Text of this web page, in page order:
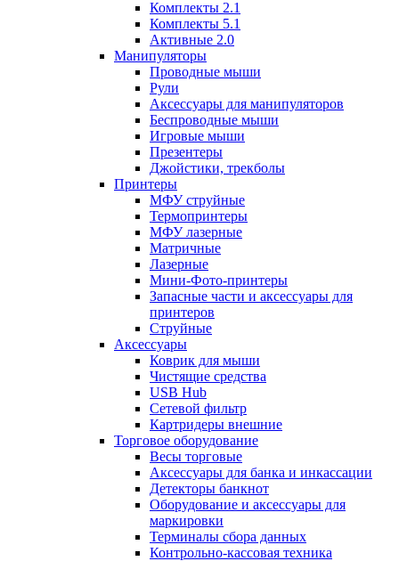
Комплекты 2.1
Комплекты 5.1
Активные 2.0
Манипуляторы
Проводные мыши
Рули
Аксессуары для манипуляторов
Беспроводные мыши
Игровые мыши
Презентеры
Джойстики, трекболы
Принтеры
МФУ струйные
Термопринтеры
МФУ лазерные
Матричные
Лазерные
Мини-Фото-принтеры
Запасные части и аксессуары для
принтеров
Струйные
Аксессуары
Коврик для мыши
Чистящие средства
USB Hub
Сетевой фильтр
Картридеры внешние
Торговое оборудование
Весы торговые
Аксессуары для банка и инкассации
Детекторы банкнот
Оборудование и аксессуары для
маркировки
Терминалы сбора данных
Контрольно-кассовая техника